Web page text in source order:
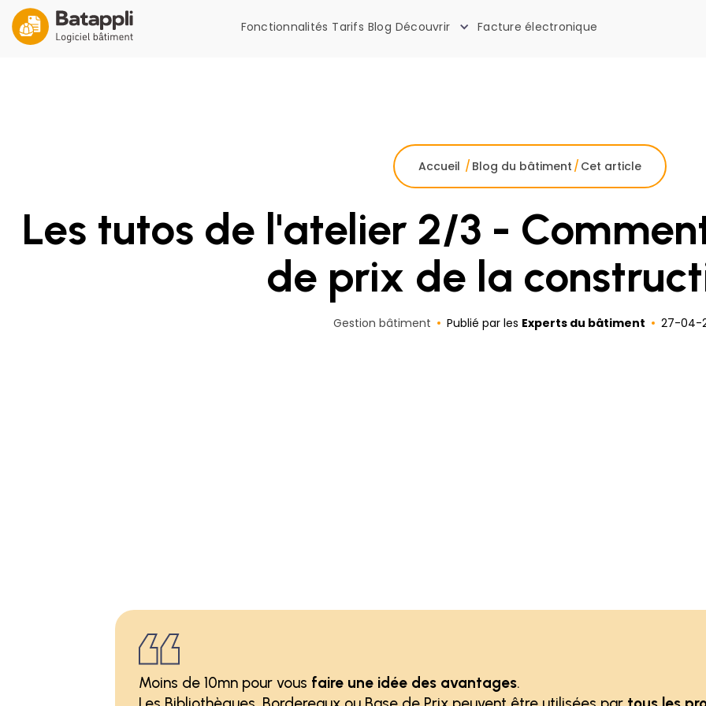
Fonctionnalités Tarifs Blog Découvrir Facture électronique
Accueil / Blog du bâtiment / Cet article
Les tutos de l'atelier 2/3 -
de prix de la
Gestion bâtiment Publié par les Experts du bâtiment 27-04-
Moins de 10mn pour vous faire une idée des avantages.